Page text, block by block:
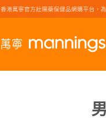
香港萬寧官方壯陽藥保健品網購平台，